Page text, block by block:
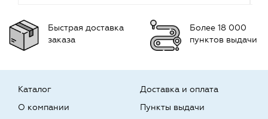
Быстрая доставка
заказа
Более 18 000
пунктов выдачи
Каталог
О компании
Доставка и оплата
Пункты выдачи